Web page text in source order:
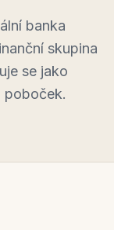
banka
skupina
se jako
poboček.